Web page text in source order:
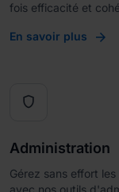
fois efficacité et
En savoir plus

Administration
Gérez sans effort